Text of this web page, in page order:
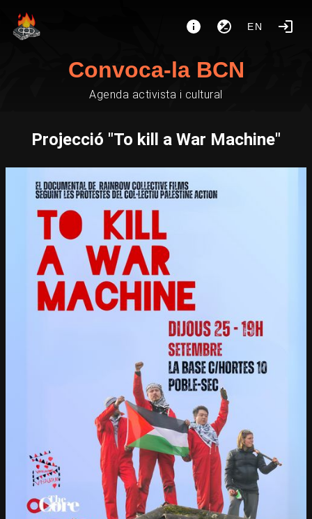
EN
Convoca-la BCN
Agenda activista i cultural
Projecció "To kill a War Machine"